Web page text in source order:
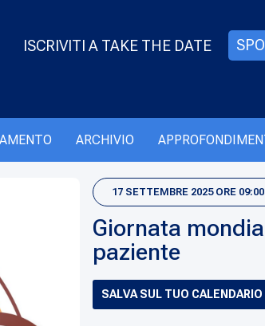
ISCRIVITI A TAKE THE DATE
ARCHIVIO
17 SETTEMBRE 2025 ORE
Giornata
paziente
SALVA SUL TUO CALENDARIO